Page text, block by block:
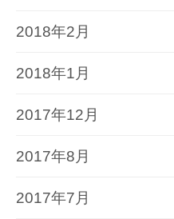
2018年2月
2018年1月
2017年12月
2017年8月
2017年7月